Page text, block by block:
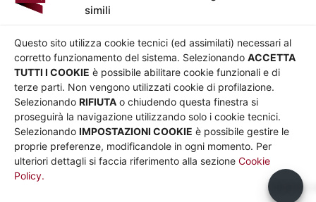
simili
Questo sito utilizza cookie tecnici (ed assimilati) necessari al
corretto funzionamento del sistema. Selezionando ACCETTA
TUTTI I COOKIE è possibile abilitare cookie funzionali e di
terze parti. Non vengono utilizzati cookie di profilazione.
Selezionando RIFIUTA o chiudendo questa finestra si
proseguirà la navigazione utilizzando solo i cookie tecnici.
Selezionando IMPOSTAZIONI COOKIE è possibile gestire le
proprie preferenze, modificandole in ogni momento. Per
ulteriori dettagli si faccia riferimento alla sezione Cookie
Policy.
Chi siamo
Governance
Whistleblowing
Co-Marketing
Social media policy
Informativa Cookie
Informativa Sito web e
social media
Privacy
Parità di genere
Amministrazione
trasparente
Bandi e gare
Note legali
UTILITÀ Usiamo